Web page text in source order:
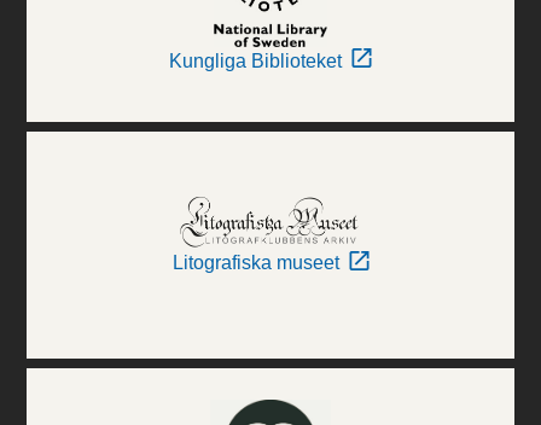
Kungliga Biblioteket
Litografiska museet